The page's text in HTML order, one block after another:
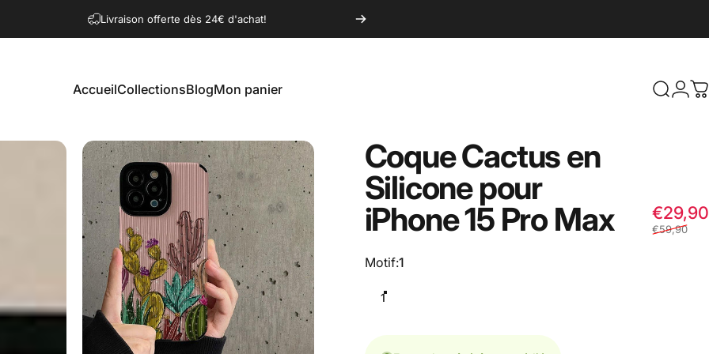
Livraison offerte dès 24€ d'achat!
AccueilCollectionsBlogMon panier
CoqueCactusen
Silicone pour
iPhone15 Pro Max €29,90
€59,90
Motif
Motif:1
1